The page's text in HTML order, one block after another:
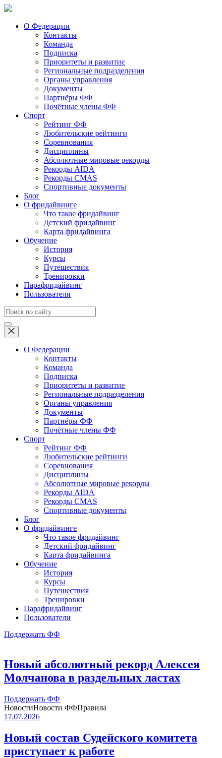
О Федерации
Контакты
Команда
Подписка
Приоритеты и развитие
Региональные подразделения
Органы управления
Документы
Партнёры ФФ
Почётные члены ФФ
Спорт
Рейтинг ФФ
Любительские рейтинги
Соревнования
Дисциплины
Абсолютные мировые рекорды
Рекорды AIDA
Рекорды CMAS
Спортивные документы
Блог
О фридайвинге
Что такое фридайвинг
Детский фридайвинг
Карта фридайвинга
Обучение
История
Курсы
Путешествия
Тренировки
Парафридайвинг
Пользователи
О Федерации
Контакты
Команда
Подписка
Приоритеты и развитие
Региональные подразделения
Органы управления
Документы
Партнёры ФФ
Почётные члены ФФ
Спорт
Рейтинг ФФ
Любительские рейтинги
Соревнования
Дисциплины
Абсолютные мировые рекорды
Рекорды AIDA
Рекорды CMAS
Спортивные документы
Блог
О фридайвинге
Что такое фридайвинг
Детский фридайвинг
Карта фридайвинга
Обучение
История
Курсы
Путешествия
Тренировки
Парафридайвинг
Пользователи
Поддержать ФФ
Новый абсолютный рекорд Алексея
Молчанова в раздельных ластах
Поддержать ФФ
НовостиНовости ФФПравила
17.07.2026
Новый состав Судейского комитета
приступает к работе